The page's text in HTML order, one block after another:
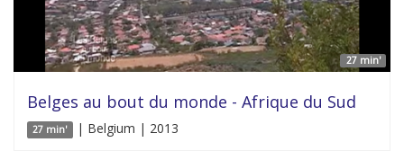
27 min'
Belges au bout du monde - Afrique du Sud
27 min' | Belgium | 2013